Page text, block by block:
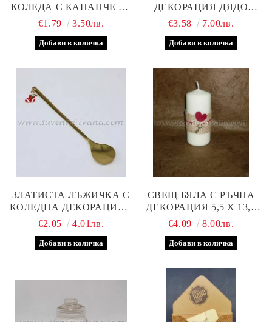
КОЛЕДА С КАНАПЧЕ ЗА
ЗАКАЧАНЕ
€1.79 3.50лв.
ДЕКОРАЦИЯ ДЯДО
КОЛЕДА
€3.58 7.00лв.
ЗЛАТИСТА ЛЪЖИЧКА С
КОЛЕДНА ДЕКОРАЦИЯ –
ЧОРАПЧЕ
€2.05 4.01лв.
СВЕЩ БЯЛА С РЪЧНА
ДЕКОРАЦИЯ 5,5 Х 13,0
СМ.
€4.09 8.00лв.